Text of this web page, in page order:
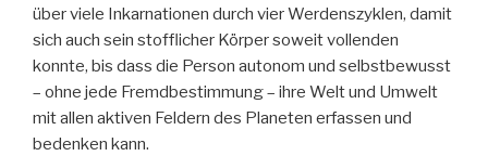
über viele Inkarnationen durch vier Werdenszyklen, damit
sich auch sein stofflicher Körper soweit vollenden
konnte, bis dass die Person autonom und selbstbewusst
– ohne jede Fremdbestimmung – ihre Welt und Umwelt
mit allen aktiven Feldern des Planeten erfassen und
bedenken kann.